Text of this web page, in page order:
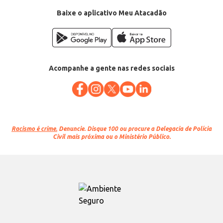
Baixe o aplicativo Meu Atacadão
Acompanhe a gente nas redes sociais
Racismo é crime. Denuncie. Disque 100 ou procure a Delegacia de Polícia
Civil mais próxima ou o Ministério Público.